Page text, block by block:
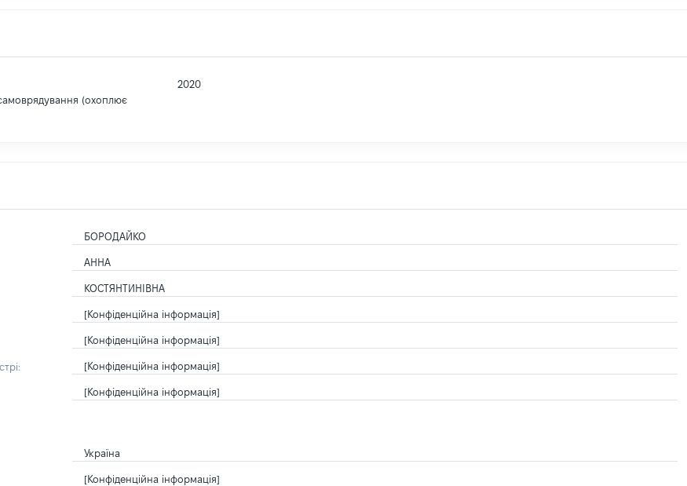
(охоплює
2020
БОРОДАЙКО
АННА
КОСТЯНТИНІВНА
[Конфіденційна інформація]
[Конфіденційна інформація]
[Конфіденційна інформація]
[Конфіденційна інформація]
Україна
[Конфіденційна інформація]